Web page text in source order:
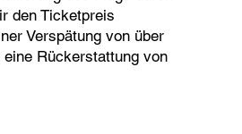
den Ticketpreis
Verspätung von über
Rückerstattung von